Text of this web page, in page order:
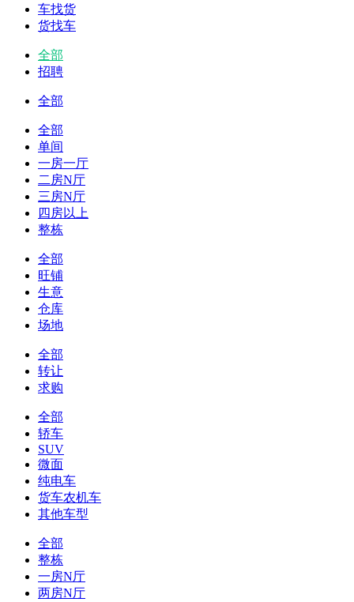
车找货
货找车
全部
招聘
全部
全部
单间
一房一厅
二房N厅
三房N厅
四房以上
整栋
全部
旺铺
生意
仓库
场地
全部
转让
求购
全部
轿车
SUV
微面
纯电车
货车农机车
其他车型
全部
整栋
一房N厅
两房N厅